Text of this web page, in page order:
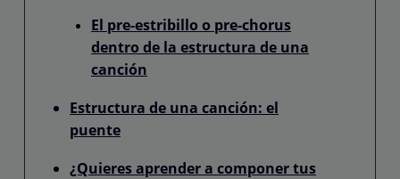
El pre-estribillo o pre-chorus
dentro de la estructura de una
canción
Estructura de una canción: el
puente
¿Quieres aprender a componer tus